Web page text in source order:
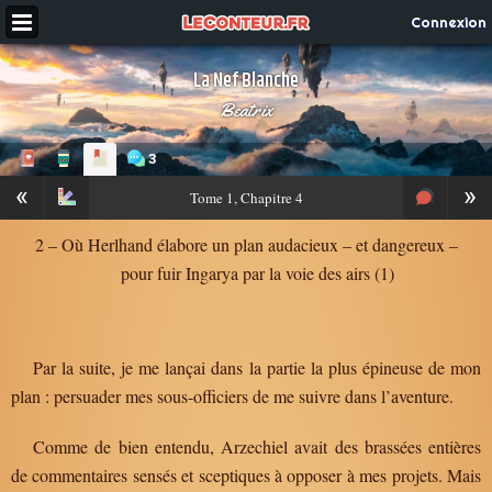
Connexion
La Nef Blanche
Beatrix
3
« »
Tome1, Chapitre 4
2 – Où Herlhand élabore un plan audacieux – et dangereux –
pour fuir Ingarya par la voie des airs (1)
Par la suite, je me lançai dans la partie la plus épineuse de mon
plan : persuader mes sous-officiers de me suivre dans l’aventure.
Comme de bien entendu, Arzechiel avait des brassées entières
de commentaires sensés et sceptiques à opposer à mes projets. Mais